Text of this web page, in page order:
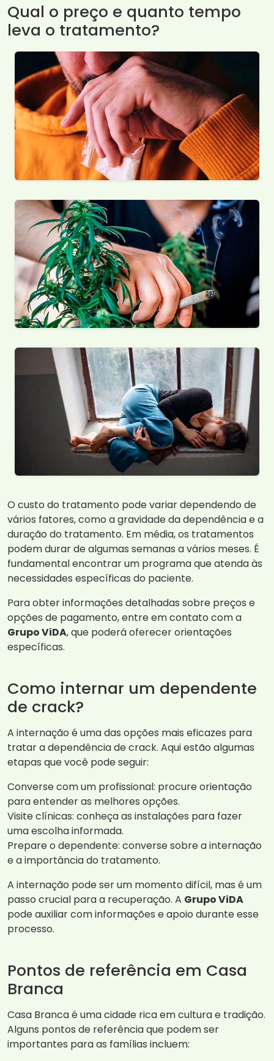
Qual o preço e quanto tempo
leva o tratamento?
O custo do tratamento pode variar dependendo de
vários fatores, como a gravidade da dependência e a
duração do tratamento. Em média, os tratamentos
podem durar de algumas semanas a vários meses. É
fundamental encontrar um programa que atenda às
necessidades específicas do paciente.
Para obter informações detalhadas sobre preços e
opções de pagamento, entre em contato com a
Grupo ViDA, que poderá oferecer orientações
específicas.
Como internar um dependente
de crack?
A internação é uma das opções mais eficazes para
tratar a dependência de crack. Aqui estão algumas
etapas que você pode seguir:
Converse com um profissional: procure orientação
para entender as melhores opções.
Visite clínicas: conheça as instalações para fazer
uma escolha informada.
Prepare o dependente: converse sobre a internação
e a importância do tratamento.
A internação pode ser um momento difícil, mas é um
passo crucial para a recuperação. A Grupo ViDA
pode auxiliar com informações e apoio durante esse
processo.
Pontos de referência em Casa
Branca
Casa Branca é uma cidade rica em cultura e tradição.
Alguns pontos de referência que podem ser
importantes para as famílias incluem: